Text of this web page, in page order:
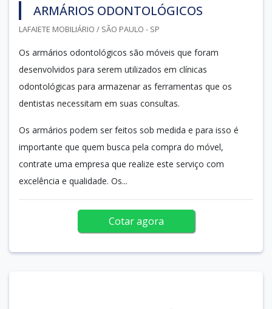
ARMÁRIOS ODONTOLÓGICOS
LAFAIETE MOBILIÁRIO / SÃO PAULO - SP
Os armários odontológicos são móveis que foram
desenvolvidos para serem utilizados em clínicas
odontológicas para armazenar as ferramentas que os
dentistas necessitam em suas consultas.
Os armários podem ser feitos sob medida e para isso é
importante que quem busca pela compra do móvel,
contrate uma empresa que realize este serviço com
excelência e qualidade. Os...
Cotar agora